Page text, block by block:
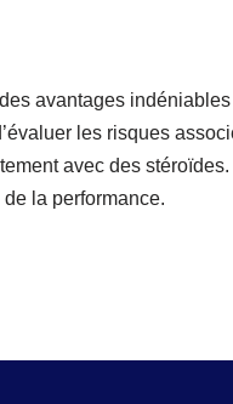
avantages
les risques
avec des
la performance.